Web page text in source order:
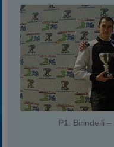
P1: Birindelli